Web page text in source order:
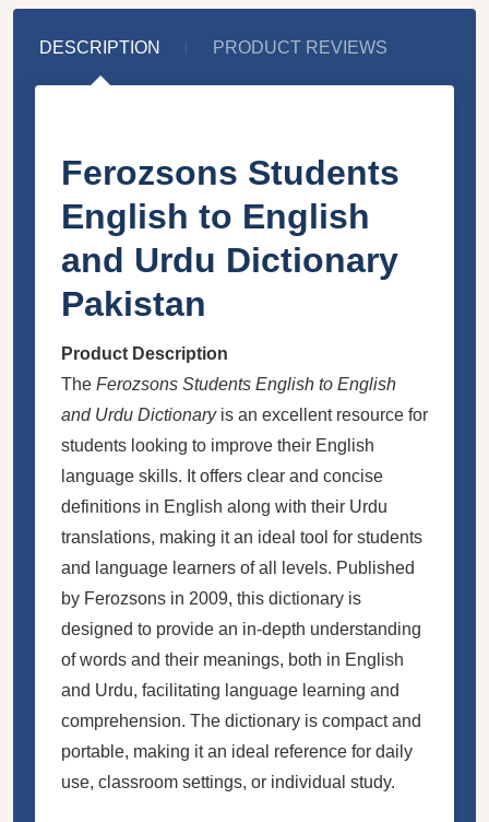
DESCRIPTION PRODUCT REVIEWS
Ferozsons Students
English to English
and Urdu Dictionary
Pakistan
Product Description
The Ferozsons Students English to English
and Urdu Dictionaryis an excellent resource for
students looking to improve their English
language skills. It offers clear and concise
definitions in English along with their Urdu
translations, making it an ideal tool for students
and language learners of all levels. Published
by Ferozsons in 2009, this dictionary is
designed to provide an in-depth understanding
of words and their meanings, both in English
and Urdu, facilitating language learning and
comprehension. The dictionary is compact and
portable, making it an ideal reference for daily
use, classroom settings, or individual study.